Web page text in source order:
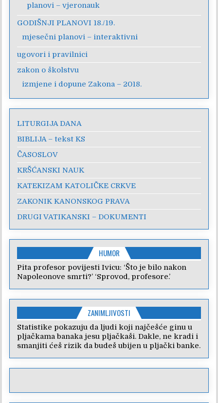
planovi – vjeronauk
GODIŠNJI PLANOVI 18./19.
mjesečni planovi – interaktivni
ugovori i pravilnici
zakon o školstvu
izmjene i dopune Zakona – 2018.
LITURGIJA DANA
BIBLIJA – tekst KS
ČASOSLOV
KRŠĆANSKI NAUK
KATEKIZAM KATOLIČKE CRKVE
ZAKONIK KANONSKOG PRAVA
DRUGI VATIKANSKI – DOKUMENTI
HUMOR
Pita profesor povijesti Ivicu: ‘Što je bilo nakon
Napoleonove smrti?’ ‘Sprovod, profesore.’
ZANIMLJIVOSTI
Statistike pokazuju da ljudi koji najčešće ginu u
pljačkama banaka jesu pljačkaši. Dakle, ne kradi i
smanjiti ćeš rizik da budeš ubijen u pljački banke.